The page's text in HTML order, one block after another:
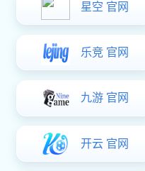
产品中心
一维混合机
■ 本公司新研发的一种简单、高效的粉